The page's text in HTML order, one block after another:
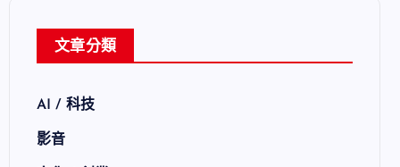
文章分類
AI / 科技
影音